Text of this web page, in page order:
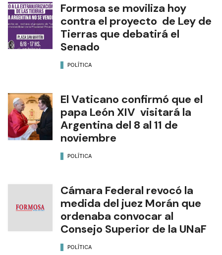
Formosa se moviliza hoy
contra el proyecto de Ley de
Tierras que debatirá el
Senado
POLÍTICA
El Vaticano confirmó que el
papa León XIV visitará la
Argentina del 8 al 11 de
noviembre
POLÍTICA
Cámara Federal revocó la
medida del juez Morán que
ordenaba convocar al
Consejo Superior de la UNaF
POLÍTICA